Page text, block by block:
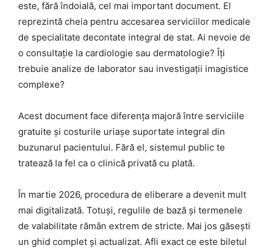
este, fără îndoială, cel mai important document. El
reprezintă cheia pentru accesarea serviciilor medicale
de specialitate decontate integral de stat. Ai nevoie de
o consultație la cardiologie sau dermatologie? Îți
trebuie analize de laborator sau investigații imagistice
complexe?
Acest document face diferența majoră între serviciile
gratuite și costurile uriașe suportate integral din
buzunarul pacientului. Fără el, sistemul public te
tratează la fel ca o clinică privată cu plată.
În martie 2026, procedura de eliberare a devenit mult
mai digitalizată. Totuși, regulile de bază și termenele
de valabilitate rămân extrem de stricte. Mai jos găsești
un ghid complet și actualizat. Afli exact ce este biletul